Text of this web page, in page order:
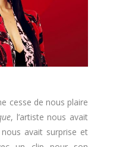
cesse de nous plaire
, l’artiste nous avait
nous avait surprise et